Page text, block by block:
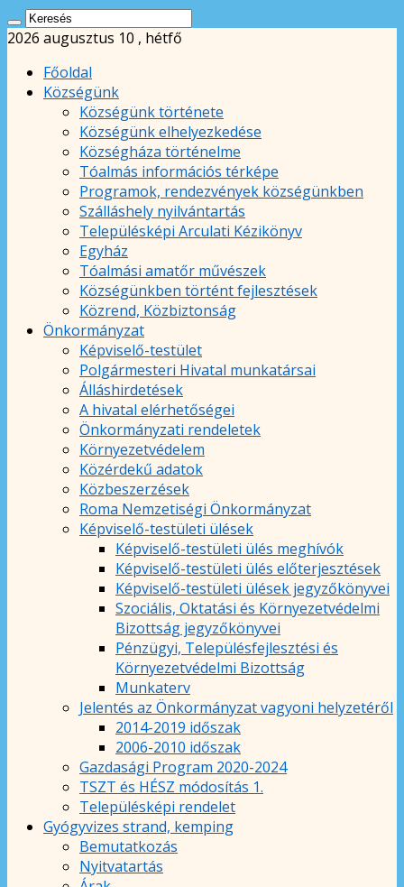
2026 augusztus 10 , hétfő
Főoldal
Községünk
Községünk története
Községünk elhelyezkedése
Községháza történelme
Tóalmás információs térképe
Programok, rendezvények községünkben
Szálláshely nyilvántartás
Településképi Arculati Kézikönyv
Egyház
Tóalmási amatőr művészek
Községünkben történt fejlesztések
Közrend, Közbiztonság
Önkormányzat
Képviselő-testület
Polgármesteri Hivatal munkatársai
Álláshirdetések
A hivatal elérhetőségei
Önkormányzati rendeletek
Környezetvédelem
Közérdekű adatok
Közbeszerzések
Roma Nemzetiségi Önkormányzat
Képviselő-testületi ülések
Képviselő-testületi ülés meghívók
Képviselő-testületi ülés előterjesztések
Képviselő-testületi ülések jegyzőkönyvei
Szociális, Oktatási és Környezetvédelmi
Bizottság jegyzőkönyvei
Pénzügyi, Településfejlesztési és
Környezetvédelmi Bizottság
Munkaterv
Jelentés az Önkormányzat vagyoni helyzetéről
2014-2019 időszak
2006-2010 időszak
Gazdasági Program 2020-2024
TSZT és HÉSZ módosítás 1.
Településképi rendelet
Gyógyvizes strand, kemping
Bemutatkozás
Nyitvatartás